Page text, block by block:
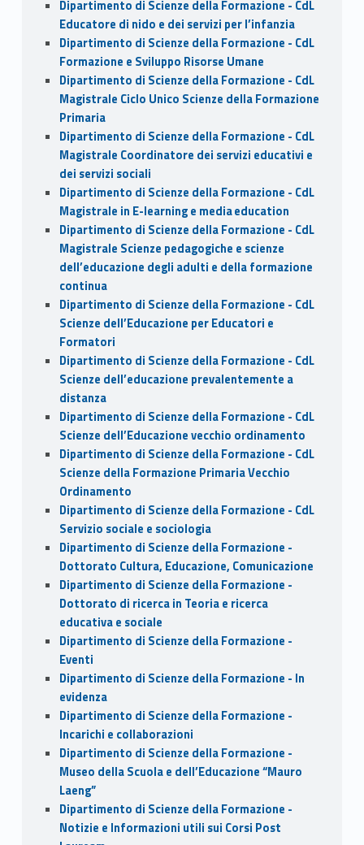
Dipartimento di Scienze della Formazione - CdL
Educatore di nido e dei servizi per l’infanzia
Dipartimento di Scienze della Formazione - CdL
Formazione e Sviluppo Risorse Umane
Dipartimento di Scienze della Formazione - CdL
Magistrale Ciclo Unico Scienze della Formazione
Primaria
Dipartimento di Scienze della Formazione - CdL
Magistrale Coordinatore dei servizi educativi e
dei servizi sociali
Dipartimento di Scienze della Formazione - CdL
Magistrale in E-learning e media education
Dipartimento di Scienze della Formazione - CdL
Magistrale Scienze pedagogiche e scienze
dell’educazione degli adulti e della formazione
continua
Dipartimento di Scienze della Formazione - CdL
Scienze dell’Educazione per Educatori e
Formatori
Dipartimento di Scienze della Formazione - CdL
Scienze dell’educazione prevalentemente a
distanza
Dipartimento di Scienze della Formazione - CdL
Scienze dell’Educazione vecchio ordinamento
Dipartimento di Scienze della Formazione - CdL
Scienze della Formazione Primaria Vecchio
Ordinamento
Dipartimento di Scienze della Formazione - CdL
Servizio sociale e sociologia
Dipartimento di Scienze della Formazione -
Dottorato Cultura, Educazione, Comunicazione
Dipartimento di Scienze della Formazione -
Dottorato di ricerca in Teoria e ricerca
educativa e sociale
Dipartimento di Scienze della Formazione -
Eventi
Dipartimento di Scienze della Formazione - In
evidenza
Dipartimento di Scienze della Formazione -
Incarichi e collaborazioni
Dipartimento di Scienze della Formazione -
Museo della Scuola e dell’Educazione “Mauro
Laeng”
Dipartimento di Scienze della Formazione -
Notizie e Informazioni utili sui Corsi Post